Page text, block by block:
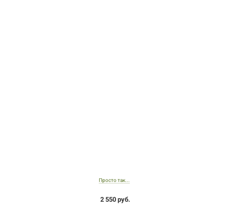
Просто так...
2 550 руб.